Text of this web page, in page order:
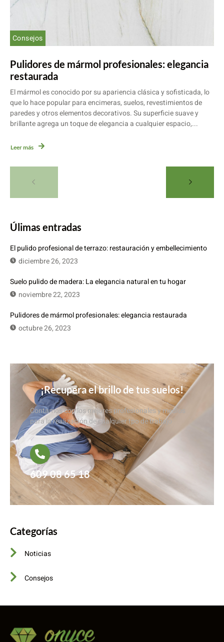
Consejos
Pulidores de mármol profesionales: elegancia
restaurada
El mármol es conocido por su apariencia clásica y sofisticada, lo
que lo hace popular para encimeras, suelos, revestimientos de
paredes y otros elementos decorativos. Su superficie suave y
brillante agrega un toque de elegancia a cualquier espacio,...
Leer más
Úlimas entradas
El pulido profesional de terrazo: restauración y embellecimiento
diciembre 26, 2023
Suelo pulido de madera: La elegancia natural en tu hogar
noviembre 22, 2023
Pulidores de mármol profesionales: elegancia restaurada
octubre 26, 2023
¡Recupera el brillo de tus suelos!
Contamos con los mejores profesionales y medios
para la realización de cualquier tpo de trabajo
609 08 65 18
Categorías
Noticias
Consejos